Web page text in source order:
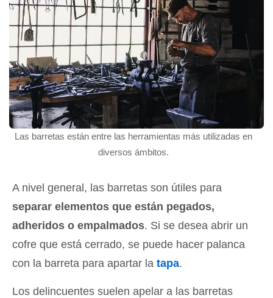
Las barretas están entre las herramientas más utilizadas en
diversos ámbitos.
A nivel general, las barretas son útiles para
separar elementos que están pegados,
adheridos o empalmados. Si se desea abrir un
cofre que está cerrado, se puede hacer palanca
con la barreta para apartar la tapa.
Los delincuentes suelen apelar a las barretas